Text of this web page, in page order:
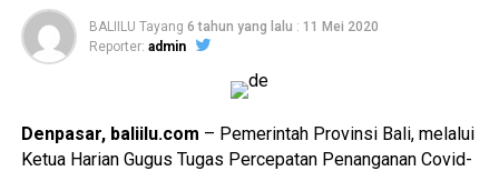
BALIILU Tayang 6 tahun yang lalu : 11 Mei 2020
Reporter: admin
Denpasar, baliilu.com – Pemerintah Provinsi Bali, melalui
Ketua Harian Gugus Tugas Percepatan Penanganan Covid-